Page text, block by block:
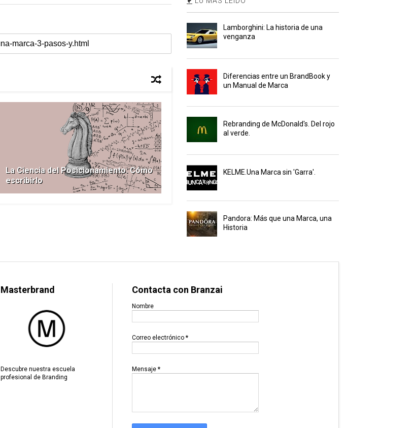
La Ciencia del Posicionamiento: Cómo
escribirlo
Lamborghini: La historia de una
venganza
Diferencias entre un BrandBook y
un Manual de Marca
Rebranding de McDonald's. Del rojo
al verde.
KELME.Una Marca sin 'Garra'.
Pandora: Más que una Marca, una
Historia
Masterbrand
Descubre nuestra escuela
profesional de Branding
Contacta con Branzai
Nombre
Correo electrónico *
Mensaje *